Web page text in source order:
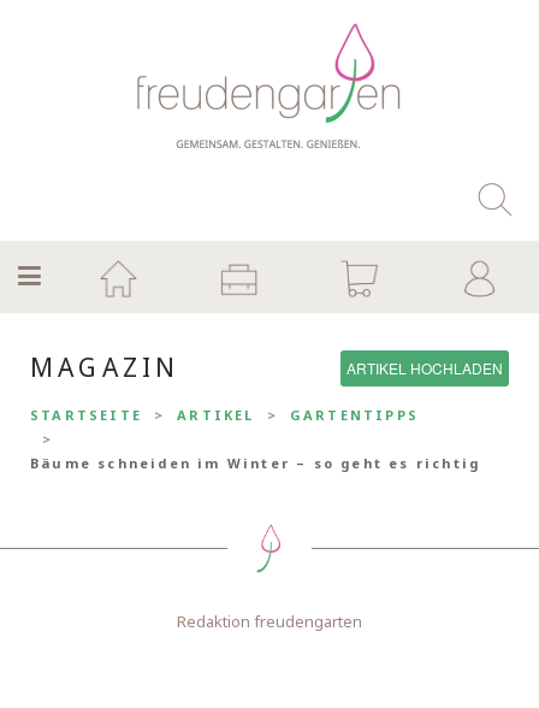
MAGAZIN ARTIKEL HOCHLADEN
STARTSEITE ARTIKEL GARTENTIPPS
Bäume schneiden im Winter – so geht es richtig
Redaktion freudengarten